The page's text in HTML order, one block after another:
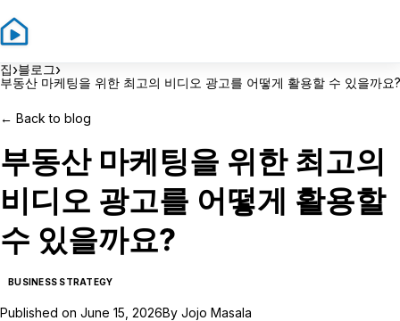
집›블로그›
부동산 마케팅을 위한 최고의 비디오 광고를 어떻게 활용할 수 있을까요?
← Back to blog
부동산 마케팅을 위한 최고의
비디오 광고를 어떻게 활용할
수 있을까요?
BUSINESS STRATEGY
Published on June 15, 2026By Jojo Masala